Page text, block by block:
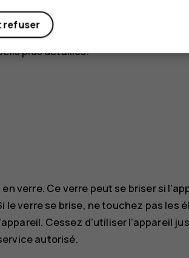
consultez son indice IP dans
plus détaillés.
verre. Ce verre peut se briser si
le verre se brise, ne touchez pas les
Cessez d’utiliser l’appareil
autorisé.
refuser